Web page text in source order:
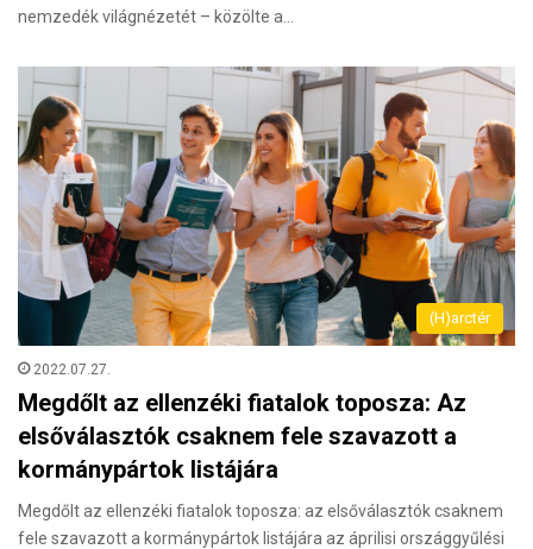
nemzedék világnézetét – közölte a…
(H)arctér
2022.07.27.
Megdőlt az ellenzéki fiatalok toposza: Az
elsőválasztók csaknem fele szavazott a
kormánypártok listájára
Megdőlt az ellenzéki fiatalok toposza: az elsőválasztók csaknem
fele szavazott a kormánypártok listájára az áprilisi országgyűlési